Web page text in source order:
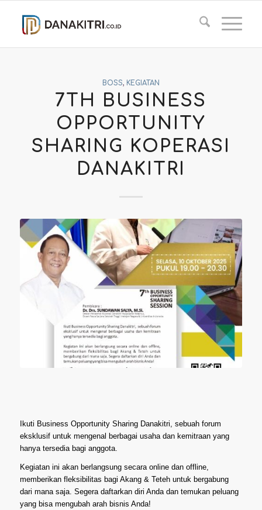
BOSS, KEGIATAN
7TH BUSINESS
OPPORTUNITY
SHARING KOPERASI
DANAKITRI
Ikuti Business Opportunity Sharing Danakitri, sebuah forum
eksklusif untuk mengenal berbagai usaha dan kemitraan yang
hanya tersedia bagi anggota.
Kegiatan ini akan berlangsung secara online dan offline,
memberikan fleksibilitas bagi Akang & Teteh untuk bergabung
dari mana saja. Segera daftarkan diri Anda dan temukan peluang
yang bisa mengubah arah bisnis Anda!